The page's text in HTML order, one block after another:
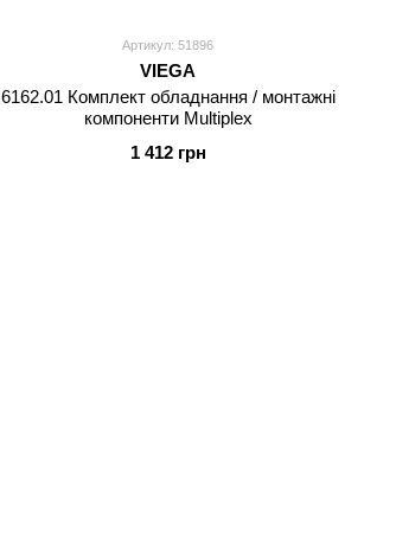
Артикул: 51896
VIEGA
6162.01 Комплект обладнання / монтажні
компоненти Multiplex
1 412 грн